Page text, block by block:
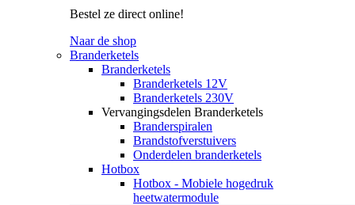
Bestel ze direct online!
Naar de shop
Branderketels
Branderketels
Branderketels 12V
Branderketels 230V
Vervangingsdelen Branderketels
Branderspiralen
Brandstofverstuivers
Onderdelen branderketels
Hotbox
Hotbox - Mobiele hogedruk
heetwatermodule